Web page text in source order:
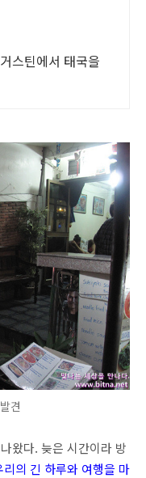
스틴에서 태국을
견
왔다. 늦은 시간이라 방
리의 긴 하루와 여행을 마